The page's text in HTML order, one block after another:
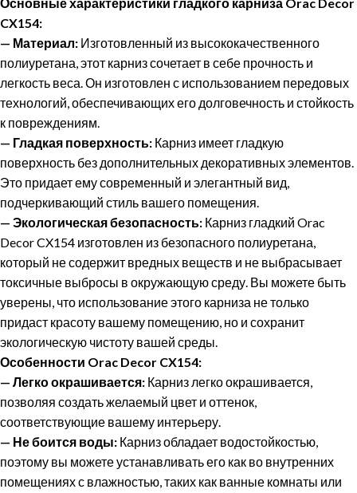
CX154:
— Материал: Изготовленный из высококачественного
полиуретана, этот карниз сочетает в себе прочность и
легкость веса. Он изготовлен с использованием передовых
технологий, обеспечивающих его долговечность и стойкость
к повреждениям.
— Гладкая поверхность: Карниз имеет гладкую
поверхность без дополнительных декоративных элементов.
Это придает ему современный и элегантный вид,
подчеркивающий стиль вашего помещения.
— Экологическая безопасность: Карниз гладкий Orac
Decor CX154 изготовлен из безопасного полиуретана,
который не содержит вредных веществ и не выбрасывает
токсичные выбросы в окружающую среду. Вы можете быть
уверены, что использование этого карниза не только
придаст красоту вашему помещению, но и сохранит
экологическую чистоту вашей среды.
Особенности Orac Decor CX154:
— Легко окрашивается: Карниз легко окрашивается,
позволяя создать желаемый цвет и оттенок,
соответствующие вашему интерьеру.
— Не боится воды: Карниз обладает водостойкостью,
поэтому вы можете устанавливать его как во внутренних
помещениях с влажностью, таких как ванные комнаты или